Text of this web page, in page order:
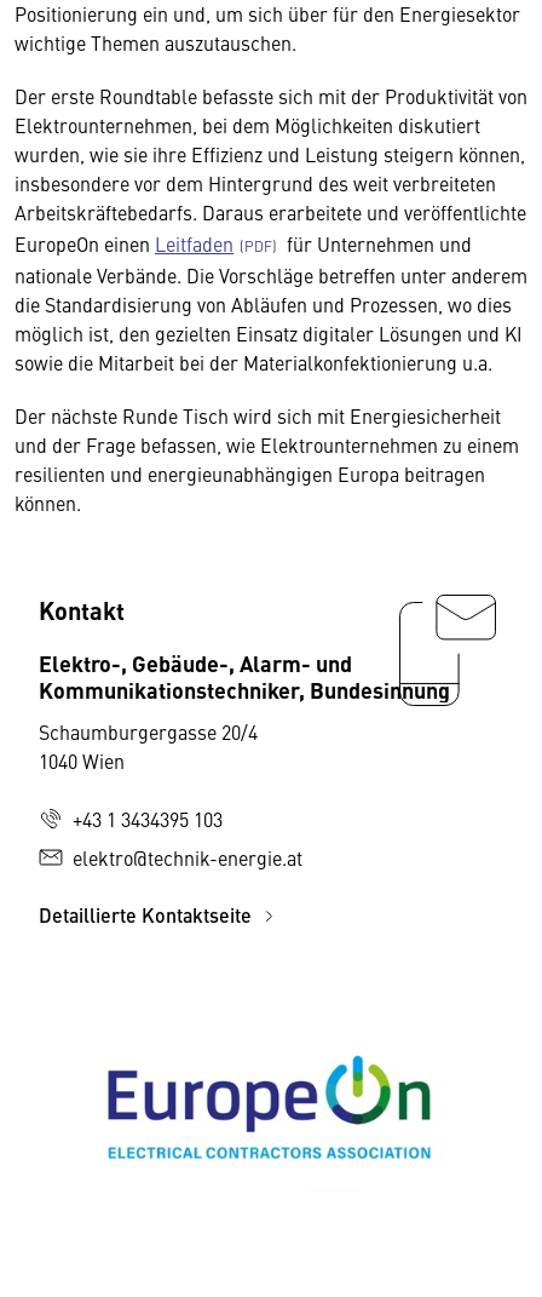
Positionierung ein und, um sich über für den Energiesektor
wichtige Themen auszutauschen.
Der erste Roundtable befasste sich mit der Produktivität von
Elektrounternehmen, bei dem Möglichkeiten diskutiert
wurden, wie sie ihre Effizienz und Leistung steigern können,
insbesondere vor dem Hintergrund des weit verbreiteten
Arbeitskräftebedarfs. Daraus erarbeitete und veröffentlichte
EuropeOn einen Leitfaden
für Unternehmen und
nationale Verbände. Die Vorschläge betreffen unter anderem
die Standardisierung von Abläufen und Prozessen, wo dies
möglich ist, den gezielten Einsatz digitaler Lösungen und KI
sowie die Mitarbeit bei der Materialkonfektionierung u.a.
Der nächste Runde Tisch wird sich mit Energiesicherheit
und der Frage befassen, wie Elektrounternehmen zu einem
resilienten und energieunabhängigen Europa beitragen
können.
Kontakt
Elektro-, Gebäude-, Alarm- und
Kommunikationstechniker, Bundesinnung
Schaumburgergasse 20/4
1040 Wien
+43 1 3434395 103
elektro@technik-energie.at
Detaillierte Kontaktseite